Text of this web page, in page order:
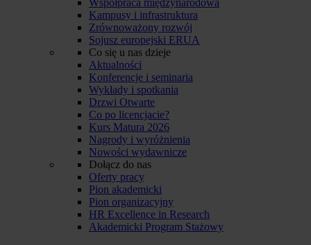
Kampusy i infrastruktura
Zrównoważony rozwój
Sojusz europejski ERUA
Co się u nas dzieje
Aktualności
Konferencje i seminaria
Wykłady i spotkania
Drzwi Otwarte
Co po licencjacie?
Kurs Matura 2026
Nagrody i wyróżnienia
Nowości wydawnicze
Dołącz do nas
Oferty pracy
Pion akademicki
Pion organizacyjny
HR Excellence in Research
Akademicki Program Stażowy